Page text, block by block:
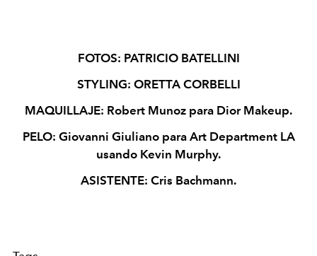
FOTOS: PATRICIO BATELLINI
STYLING: ORETTA CORBELLI
MAQUILLAJE: Robert Munoz para Dior Makeup.
PELO: Giovanni Giuliano para Art Department LA
usando Kevin Murphy.
ASISTENTE: Cris Bachmann.